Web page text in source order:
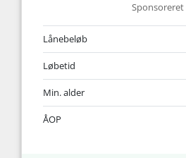
Sponsoreret
Lånebeløb
Løbetid
Min. alder
ÅOP